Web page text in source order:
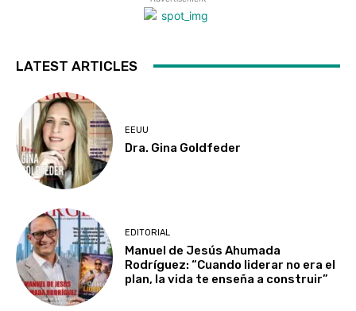
LATEST ARTICLES
EEUU
Dra. Gina Goldfeder
EDITORIAL
Manuel de Jesús Ahumada
Rodríguez: “Cuando liderar no era el
plan, la vida te enseña a construir”